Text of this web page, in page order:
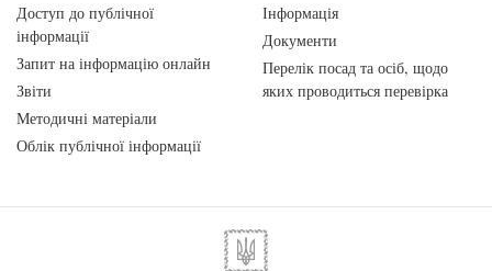
Доступ до публічної
інформації
Запит на інформацію онлайн
Звіти
Методичні матеріали
Облік публічної інформації
Інформація
Документи
Перелік посад та осіб, щодо
яких проводиться перевірка